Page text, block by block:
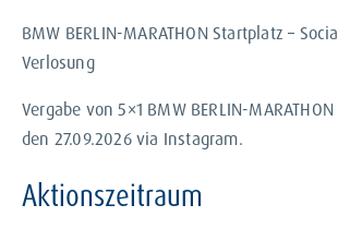
BMW BERLIN-MARATHON Startplatz –
Verlosung
Vergabe von 5×1 BMW BERLIN-
den 27.09.2026 via Instagram.
Aktionszeitraum